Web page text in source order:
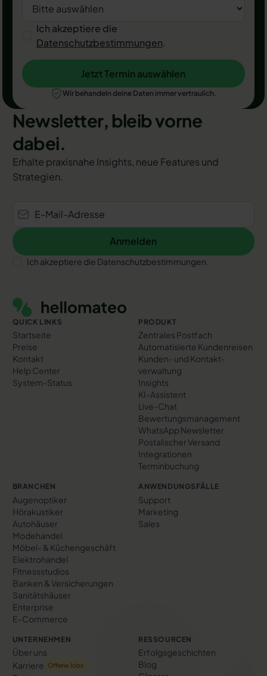
Ich akzeptiere die
Datenschutzbestimmungen.
Jetzt Termin auswählen
Jetzt Termin auswählen
Wir behandeln deine Daten immer vertraulich.
Newsletter, bleib vorne
dabei.
Erhalte praxisnahe Insights, neue Features und
Strategien.
Anmelden
Anmelden
Ich akzeptiere die Datenschutzbestimmungen.
QUICK LINKS
Startseite
Preise
Kontakt
Help Center
System-Status
PRODUKT
Zentrales Postfach
Automatisierte Kundenreisen
Kunden- und Kontakt­
verwaltung
Insights
KI-Assistent
Live-Chat
Bewertungs­management
WhatsApp Newsletter
Postalischer Versand
Integrationen
Terminbuchung
BRANCHEN
Augenoptiker
Hörakustiker
Autohäuser
Modehandel
Möbel- & Küchengeschäft
Elektrohandel
Fitnessstudios
Banken & Versicherungen
Sanitätshäuser
Enterprise
E-Commerce
ANWENDUNGSFÄLLE
Support
Marketing
Sales
UNTERNEHMEN
Über uns
Karriere
Offene Jobs
RESSOURCEN
Erfolgs­geschichten
Blog